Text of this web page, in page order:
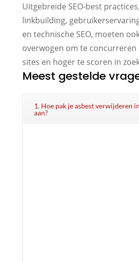
Uitgebreide SEO-best
linkbuilding,
en technische SEO, moeten
overwogen om te concurreren
sites en hoger te scoren in
Meest gestelde
1. Hoe pak je asbest verwijderen
aan?